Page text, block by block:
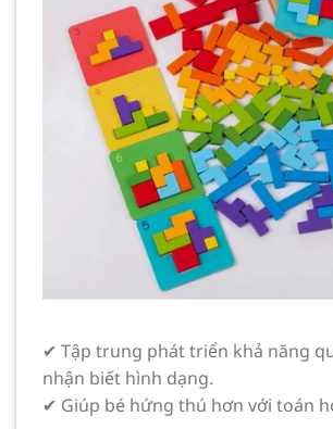
✔ Tập trung phát triển khả năng
nhận biết hình dạng.
✔ Giúp bé hứng thú hơn với toán